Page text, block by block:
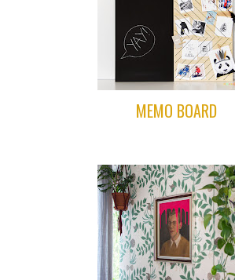
MEMO BOARD